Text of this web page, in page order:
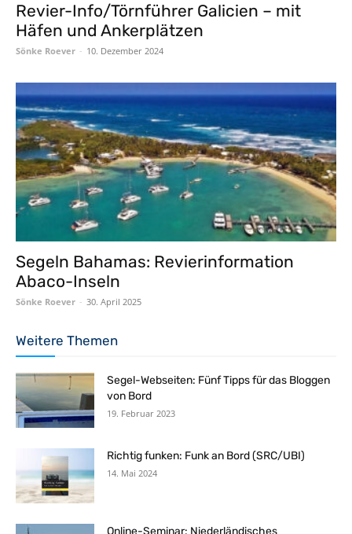
Revier-Info/Törnführer Galicien – mit
Häfen und Ankerplätzen
Sönke Roever - 10. Dezember 2024
Segeln Bahamas: Revierinformation
Abaco-Inseln
Sönke Roever - 30. April 2025
Weitere Themen
Segel-Webseiten: Fünf Tipps für das Bloggen
von Bord
19. Februar 2023
Richtig funken: Funk an Bord (SRC/UBI)
14. Mai 2024
Online-Seminar: Niederländisches